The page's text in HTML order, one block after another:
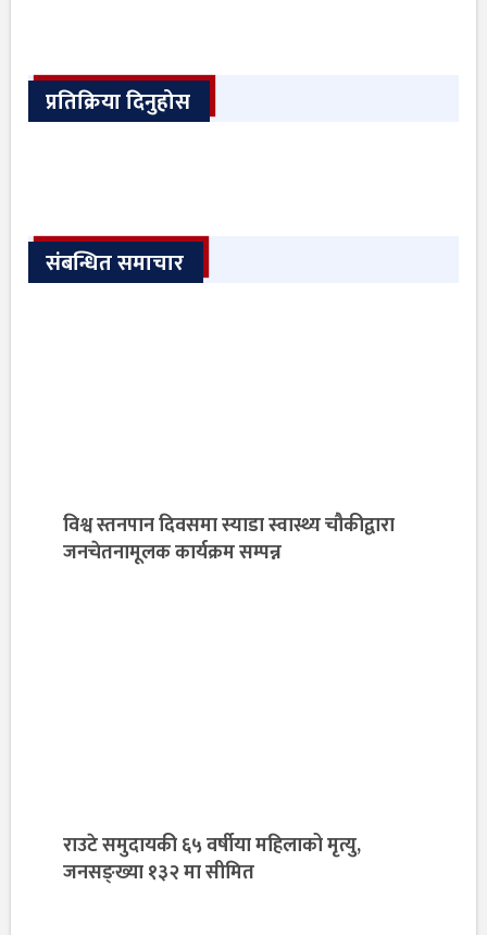
प्रतिक्रिया दिनुहोस
संबन्धित समाचार
विश्व स्तनपान दिवसमा स्याडा स्वास्थ्य चौकीद्वारा
जनचेतनामूलक कार्यक्रम सम्पन्न
राउटे समुदायकी ६५ वर्षीया महिलाको मृत्यु,
जनसङ्ख्या १३२ मा सीमित